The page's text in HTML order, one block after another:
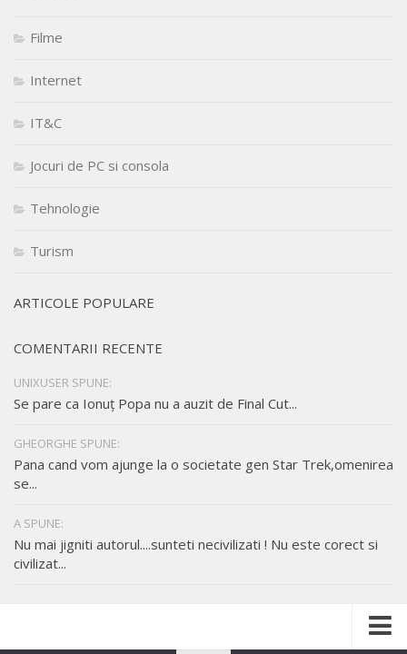
Filme
Internet
IT&C
Jocuri de PC si consola
Tehnologie
Turism
ARTICOLE POPULARE
COMENTARII RECENTE
UNIXUSER SPUNE:
Se pare ca Ionuț Popa nu a auzit de Final Cut...
GHEORGHE SPUNE:
Pana cand vom ajunge la o societate gen Star Trek,omenirea
se...
A SPUNE:
Nu mai jigniti autorul....sunteti necivilizati ! Nu este corect si
civilizat...